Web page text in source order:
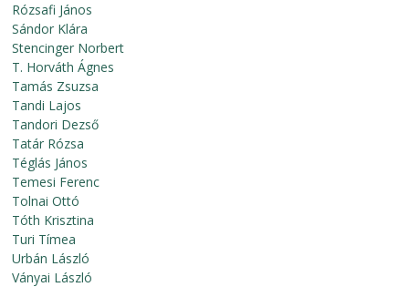
Rózsafi János
Sándor Klára
Stencinger Norbert
T. Horváth Ágnes
Tamás Zsuzsa
Tandi Lajos
Tandori Dezső
Tatár Rózsa
Téglás János
Temesi Ferenc
Tolnai Ottó
Tóth Krisztina
Turi Tímea
Urbán László
Ványai László